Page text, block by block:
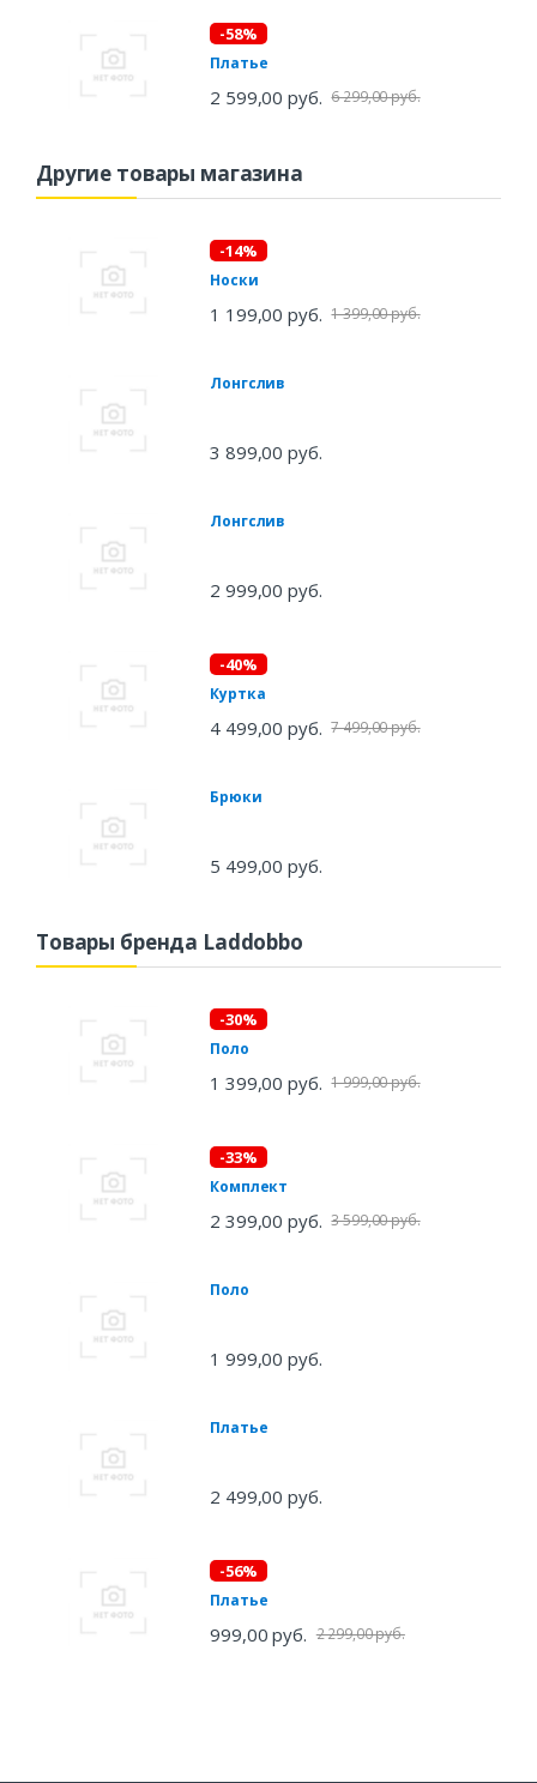
-58%
Платье
2 599,00 руб. 6 299,00 руб.
Другие товары магазина
-14%
Носки
1 199,00 руб. 1 399,00 руб.
Лонгслив
3 899,00 руб.
Лонгслив
2 999,00 руб.
-40%
Куртка
4 499,00 руб. 7 499,00 руб.
Брюки
5 499,00 руб.
Товары бренда Laddobbo
-30%
Поло
1 399,00 руб. 1 999,00 руб.
-33%
Комплект
2 399,00 руб. 3 599,00 руб.
Поло
1 999,00 руб.
Платье
2 499,00 руб.
-56%
Платье
999,00 руб. 2 299,00 руб.